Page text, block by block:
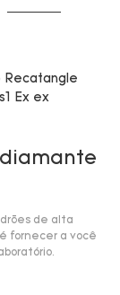
de alta
fornecer a você